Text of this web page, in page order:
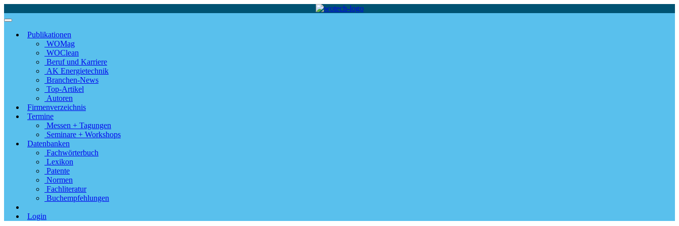
Publikationen
WOMag
WOClean
Beruf und Karriere
AK Energietechnik
Branchen-News
Top-Artikel
Autoren
Firmenverzeichnis
Termine
Messen + Tagungen
Seminare + Workshops
Datenbanken
Fachwörterbuch
Lexikon
Patente
Normen
Fachliteratur
Buchempfehlungen
Login